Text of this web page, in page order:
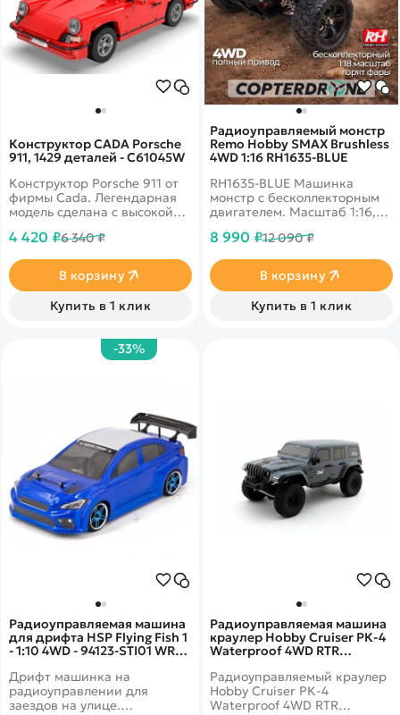
Радиоуправляемый монстр
Remo Hobby SMAX Brushless
4WD 1:16 RH1635-BLUE
RH1635-BLUE Машинка
монстр с бесколлекторным
двигателем. Масштаб 1:16,
влагозащита электроники,
до 60 км/ч.
8 990 ₽12 090 ₽
В корзину
Купить в 1 клик
Конструктор CADA Porsche
911, 1429 деталей - C61045W
Конструктор Porsche 911 от
фирмы Cada. Легендарная
модель сделана с высокой
проработаны интерьером.
комплектации - 1429. Есть
возможность установки
радиоуправляемый модулей
с двигателем.&nbsp;
4 420 ₽6 340 ₽
В корзину
Купить в 1 клик
-33%
Радиоуправляемая машина
для дрифта HSP Flying Fish 1
- 1:10 4WD - 94123-STI01 WRX
Дрифт машинка на
радиоуправлении для
заездов на улице.
Радиоуправляемая машина
краулер Hobby Cruiser РК-4
Waterproof 4WD RTR
R62125-3 Grey
Радиоуправляемый краулер
Hobby Cruiser РК-4
Waterproof 4WD RTR